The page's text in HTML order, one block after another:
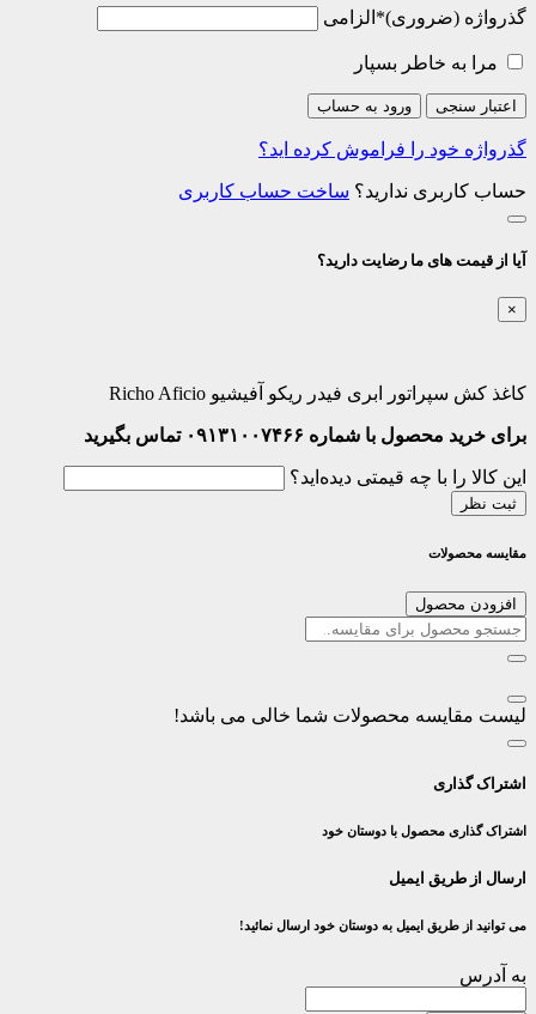
گذرواژه * الزامی
مرا به خاطر بسپار
اعتبار سنجی ورود به حساب
گذرواژه خود را فراموش کرده اید؟
حساب کاربری ندارید؟ ساخت حساب کاربری
آیا از قیمت های ما رضایت دارید؟
×
کاغذ کش سپراتور ابری فیدر ریکو آفیشیو Richo Aficio
برای خرید محصول با شماره ۰۹۱۳۱۰۰۷۴۶۶ تماس بگیرید
این کالا را با چه قیمتی دیده‌اید؟
ثبت نظر
مقایسه محصولات
افزودن محصول
لیست مقایسه محصولات شما خالی می باشد!
اشتراک گذاری
اشتراک گذاری محصول با دوستان خود
ارسال از طریق ایمیل
می توانید از طریق ایمیل به دوستان خود ارسال نمائید!
به آدرس